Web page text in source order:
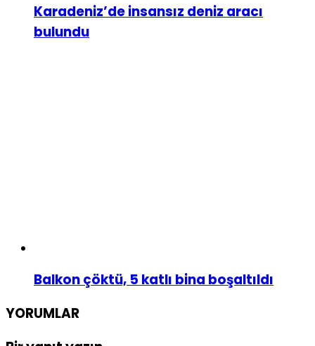
Karadeniz’de insansız deniz aracı
bulundu
Balkon çöktü, 5 katlı bina boşaltıldı
YORUMLAR